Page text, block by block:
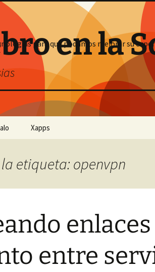
en la
Xapps
etiqueta: openvpn
entre
para que podamos mejorar su